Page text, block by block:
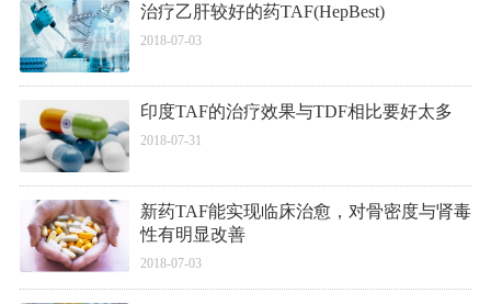
治疗乙肝较好的药TAF(HepBest)
2018-07-03
印度TAF的治疗效果与TDF相比要好太多
2018-07-31
新药TAF能实现临床治愈，对骨密度与肾毒
性有明显改善
2018-07-03